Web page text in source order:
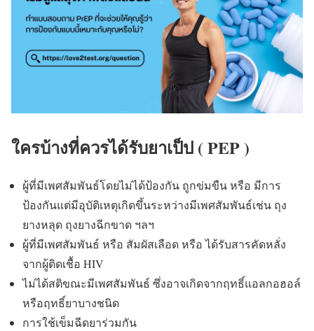
ใครบ้างที่ควรได้รับยาเป็ป ( PEP )
ผู้ที่มีเพศสัมพันธ์โดยไม่ได้ป้องกัน ถูกข่มขืน หรือ มีการ
ป้องกันแต่มีอุบัติเหตุเกิดขึ้นระหว่างมีเพศสัมพันธ์เช่น ถุง
ยางหลุด ถุงยางฉีกขาด ฯลฯ
ผู้ที่มีเพศสัมพันธ์ หรือ สัมผัสเลือด หรือ ได้รับสารคัดหลั่ง
จากผู้ติดเชื้อ HIV
ไม่ได้สติขณะมีเพศสัมพันธ์ ซึ่งอาจเกิดจากฤทธิ์แอลกอฮอล์
หรือฤทธิ์ยาบางชนิด
การใช้เข็มฉีดยาร่วมกัน